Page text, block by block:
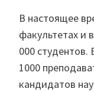
В настоящее
факультетах и
000
1000
кандидатов